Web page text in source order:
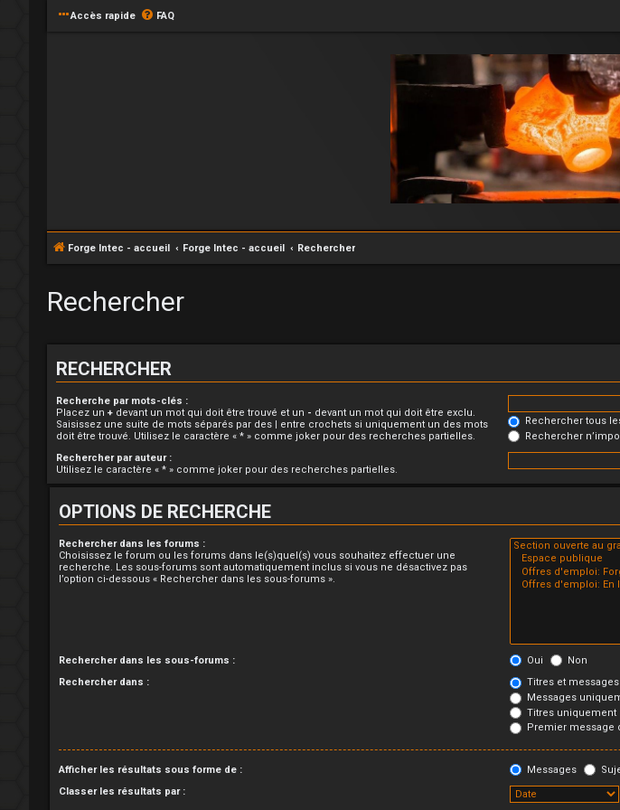
Accès rapide FAQ
Forge Intec - accueil Forge Intec - accueil Rechercher
Rechercher
RECHERCHER
Recherche par mots-clés :
Placez un + devant un mot qui doit être trouvé et un - devant un mot qui doit être exclu.
Saisissez une suite de mots séparés par des | entre crochets si uniquement un des mots
doit être trouvé. Utilisez le caractère « * » comme joker pour des recherches partielles.
Rechercher tous
Rechercher
Rechercher par auteur :
Utilisez le caractère « * » comme joker pour des recherches partielles.
OPTIONS DE RECHERCHE
Rechercher dans les forums :
Choisissez le forum ou les forums dans le(s)quel(s) vous souhaitez effectuer une
recherche. Les sous-forums sont automatiquement inclus si vous ne désactivez pas
l’option ci-dessous « Rechercher dans les sous-forums ».
Rechercher dans les sous-forums : Oui
Non
Rechercher dans :
Titres et messages
Messages
Titres uniquement
Premier message
Afficher les résultats sous forme de : Messages
Classer les résultats par :